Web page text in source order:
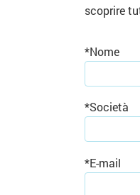
scoprire
*Nome
*Società
*E-mail